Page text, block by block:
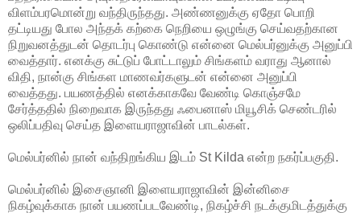
விளம்பரமொன்று வந்திருந்தது. அண்ணனுக்கு ஏதோ பொறி
தட்டியது போல அந்தக் கற்கை நெறியை ஒழுங்கு செய்வதற்கான
நிறுவனத்துடன் தொடர்பு கொண்டு என்னை மெல்பர்னுக்கு அனுப்பி
வைத்தார். எனக்கு சுட்டுப் போட்டாலும் சிங்களம் வராது ஆனால்
விதி, நான்கு சிங்கள மாணவர்களுடன் என்னை அனுப்பி
வைத்தது. பயணத்தில் எனக்காகவே வேண்டி கொஞ்சமே
சேர்த்ததில் நிறைவாக இருந்தது ஃபைனாஸ் மியூசிக் செண்டரில்
ஒலிப்பதிவு செய்த இளையராஜாவின் பாடல்கள்.
மெல்பர்னில் நான் வந்திறங்கிய இடம் St Kilda என்ற நகர்ப்பகுதி.
மெல்பர்னில் இசைஞானி இளையராஜாவின் இன்னிசை
நிகழ்வுக்காக நான் பயணப்படவேண்டி, நிகழ்ச்சி நடக்குமிடத்துக்கு